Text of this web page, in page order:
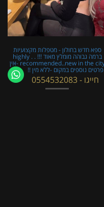
ספא חדש בחולון - מטפלות מקצועיות
ברמה גבוהה מומלץ מאוד !!! . . highly
recommended..new in the city -אין
פרטים נוספים במקום -ללא מין !!
חייגו - 0554532083